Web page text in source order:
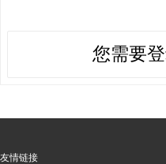
您需要
友情链接